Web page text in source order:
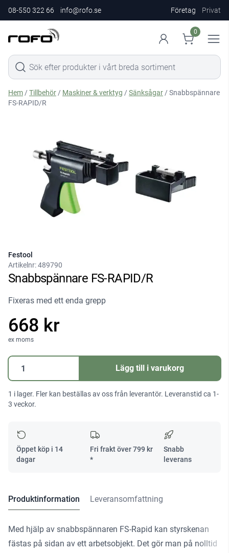
08-550 322 66 info@rofo.se Företag Privat
0
Hem /Tillbehör / Maskiner & verktyg /Sänksågar / Snabbspännare
FS-RAPID/R
Festool
Artikelnr:489790
Snabbspännare FS-RAPID/R
Fixeras med ett enda grepp
668 kr
ex moms
Snabbspännare
mängd
Lägg till i varukorg
1 i lager. Fler kan beställas av oss från leverantör. Leveranstid ca 1-
3 veckor.
Öppet köp i 14
dagar
Fri frakt över799 kr
*
Snabb
leverans
Produktinformation Leveransomfattning
Med hjälp av snabbspännaren FS-Rapid kan styrskenan
fästas på sidan av ett arbetsobjekt. Det gör man på nolltid